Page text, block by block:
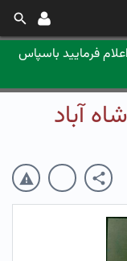
فرمایید باسپاس
آباد